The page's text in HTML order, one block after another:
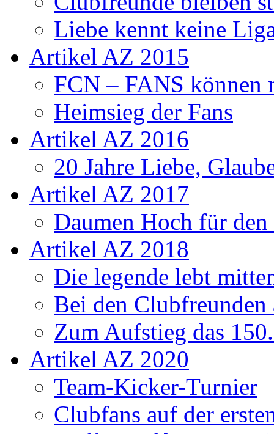
Liebe kennt keine
Artikel AZ 2015
FCN – FANS können
Heimsieg der Fans
Artikel AZ 2016
20 Jahre Liebe,
Artikel AZ 2017
Daumen Hoch für
Artikel AZ 2018
Die legende lebt
Bei den
Zum Aufstieg das
Artikel AZ 2020
Team-Kicker-Turnier
Clubfans auf der